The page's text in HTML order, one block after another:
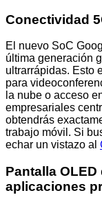
Conectividad
El nuevo SoC
última generación
ultrarrápidas. Esto
para
la nube o acceso
empresariales
obtendrás
trabajo móvil. Si
echar un vistazo al
Pantalla
aplicaciones